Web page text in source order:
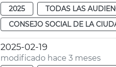
2025 TODAS LAS
CONSEJO SOCIAL DE LA
2025-02-19
modificado hace 3 meses